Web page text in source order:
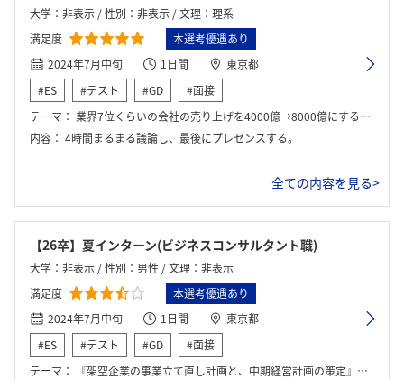
大学：非表示 / 性別：非表示 / 文理：理系
満足度
本選考優遇あり
2024年7月中旬
1日間
東京都
#ES
#テスト #GD
#面接
テーマ： 業界7位くらいの会社の売り上げを4000億→8000億にする方法
内容： 4時間まるまる議論し、最後にプレゼンスする。
全ての内容を見る>
【26卒】夏インターン(ビジネスコンサルタント職)
大学：非表示 / 性別：男性 / 文理：非表示
満足度
本選考優遇あり
2024年7月中旬
1日間
東京都
#ES
#テスト #GD
#面接
テーマ：
『架空企業の事業立て直し計画と、中期経営計画の策定』というお題で、配布資料が配られて、それを読み込みながら議論を進めて最終的にスライドでまとめて発表を行った。ンバーと合意を形成しながら、議論を進め、プレゼン資料を分担して時間ギリギリに間に合わせることができた。